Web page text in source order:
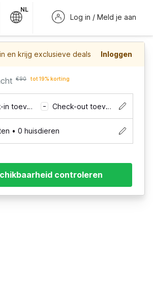
NL
Log in / Meld je aan
en krijg exclusieve deals Inloggen
€90 tot 19% korting
Check-in toevoegen – Check-out toevoegen
• 0 huisdieren
controleren